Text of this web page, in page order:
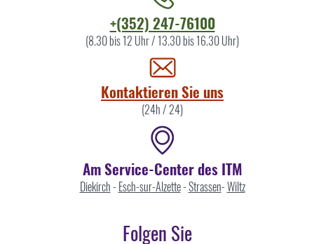
+(352) 247-76100
(8.30 bis 12 Uhr / 13.30 bis 16.30 Uhr)
Kontaktieren Sie uns
(24h / 24)
Am Service-Center des ITM
Diekirch- Esch-sur-Alzette-Strassen-Wiltz
Folgen Sie